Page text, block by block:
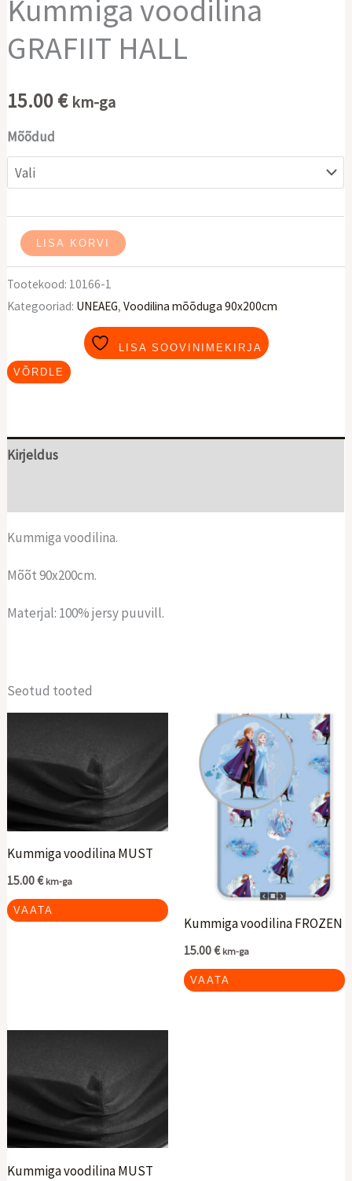
Kummiga voodilina
GRAFIIT HALL
15.00€ km-ga
Mõõdud
Kummiga
voodilina
GRAFIIT
HALL
LISA KORVI
Tootekood: 10166-1
Kategooriad: UNEAEG,Voodilina mõõduga 90x200cm
LISA SOOVINIMEKIRJA
VÕRDLE
Kirjeldus
Kummiga voodilina.
Mõõt 90x200cm.
Materjal: 100% jersy puuvill.
Seotud tooted
Kummiga voodilina MUST
15.00€ km-ga
VAATA
Kummiga voodilina FROZEN
15.00€ km-ga
VAATA
Kummiga voodilina MUST